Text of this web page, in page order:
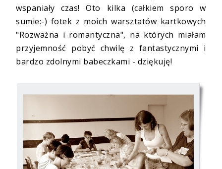
wspaniały czas! Oto kilka (całkiem sporo w
sumie:-) fotek z moich warsztatów kartkowych
"Rozważna i romantyczna", na których miałam
przyjemność pobyć chwilę z fantastycznymi i
bardzo zdolnymi babeczkami - dziękuję!